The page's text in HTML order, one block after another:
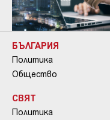
БЪЛГАРИЯ
Политика
Общество
СВЯТ
Политика